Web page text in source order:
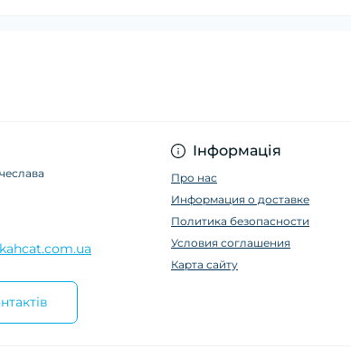
Інформація
Про нас
Информация о доставке
Политика безопасности
Условия соглашения
Карта сайту